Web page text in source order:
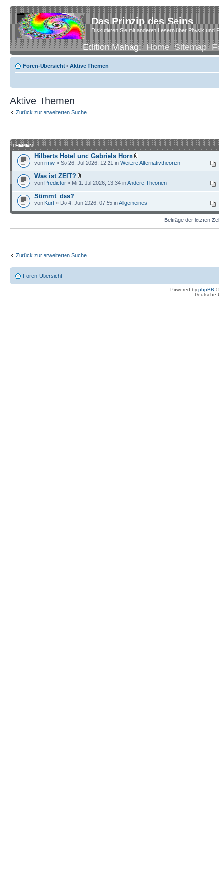
Das Prinzip des Seins
Diskutieren Sie mit anderen Lesern über Physik und
Edition Mahag:Home Sitemap
Foren-Übersicht • Aktive Themen
Aktive Themen
Zurück zur erweiterten Suche
THEMEN
Hilberts Hotel und Gabriels Horn
von rmw » So 26. Jul 2026, 12:21 in Weitere Alternativtheorien
Was ist ZEIT?
von Predictor » Mi 1. Jul 2026, 13:34 inAndere Theorien
Stimmt_das?
von Kurt » Do 4. Jun 2026, 07:55 inAllgemeines
Beiträge der letzten
Zurück zur erweiterten Suche
Foren-Übersicht
Powered by phpBB
Deutsche